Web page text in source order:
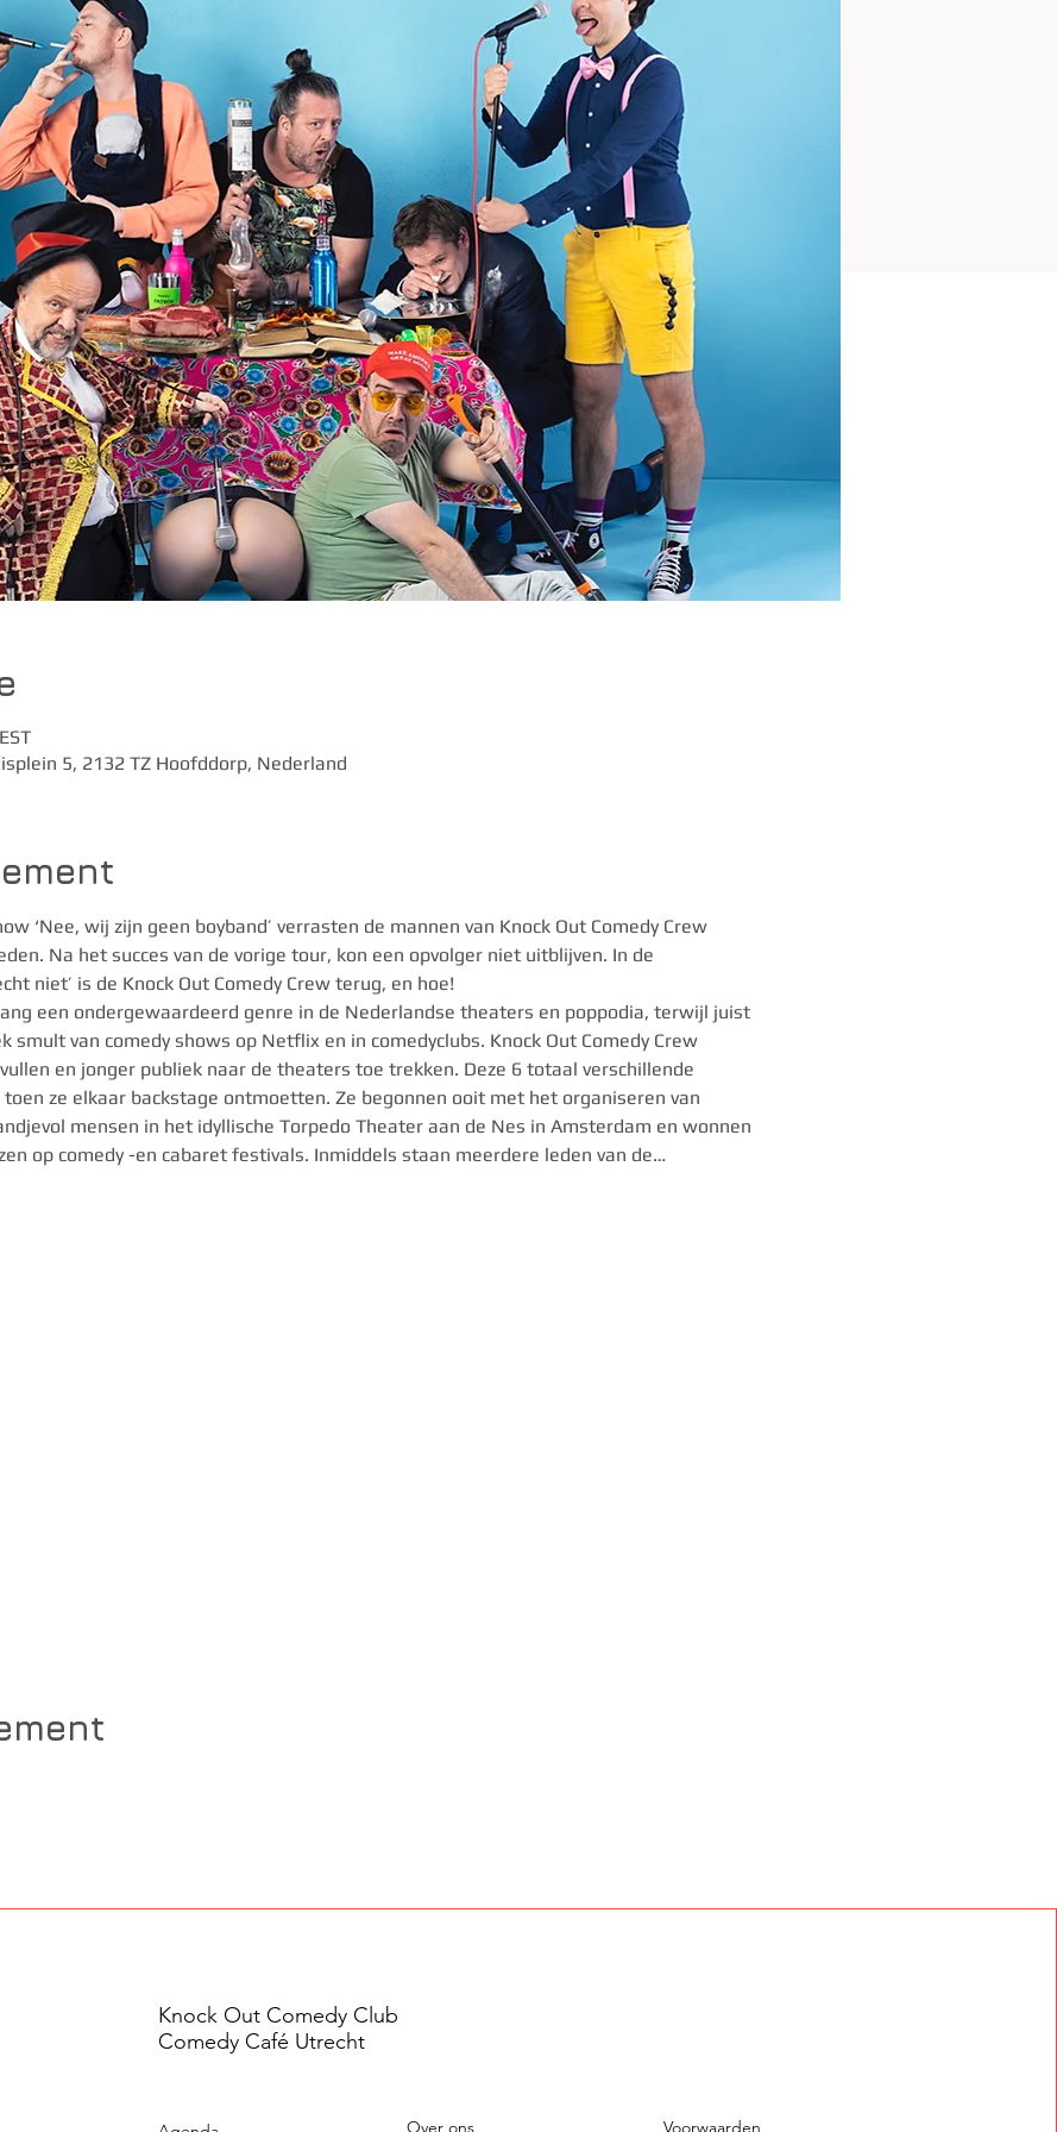
5, 2132 TZ Hoofddorp, Nederland
‘Nee, wij zijn geen boyband’ verrasten de mannen van Knock Out Comedy Crew
Na het succes van de vorige tour, kon een opvolger niet uitblijven. In de
niet’ is de Knock Out Comedy Crew terug, en hoe!
een ondergewaardeerd genre in de Nederlandse theaters en poppodia, terwijl juist
smult van comedy shows op Netflix en in comedyclubs. Knock Out Comedy Crew
en jonger publiek naar de theaters toe trekken. Deze 6 totaal verschillende
ze elkaar backstage ontmoetten. Ze begonnen ooit met het organiseren van
mensen in het idyllische Torpedo Theater aan de Nes in Amsterdam en wonnen
op comedy -en cabaret festivals. Inmiddels staan meerdere leden van de…
Knock Out Comedy Club
Comedy Café Utrecht
Over ons Voorwaarden